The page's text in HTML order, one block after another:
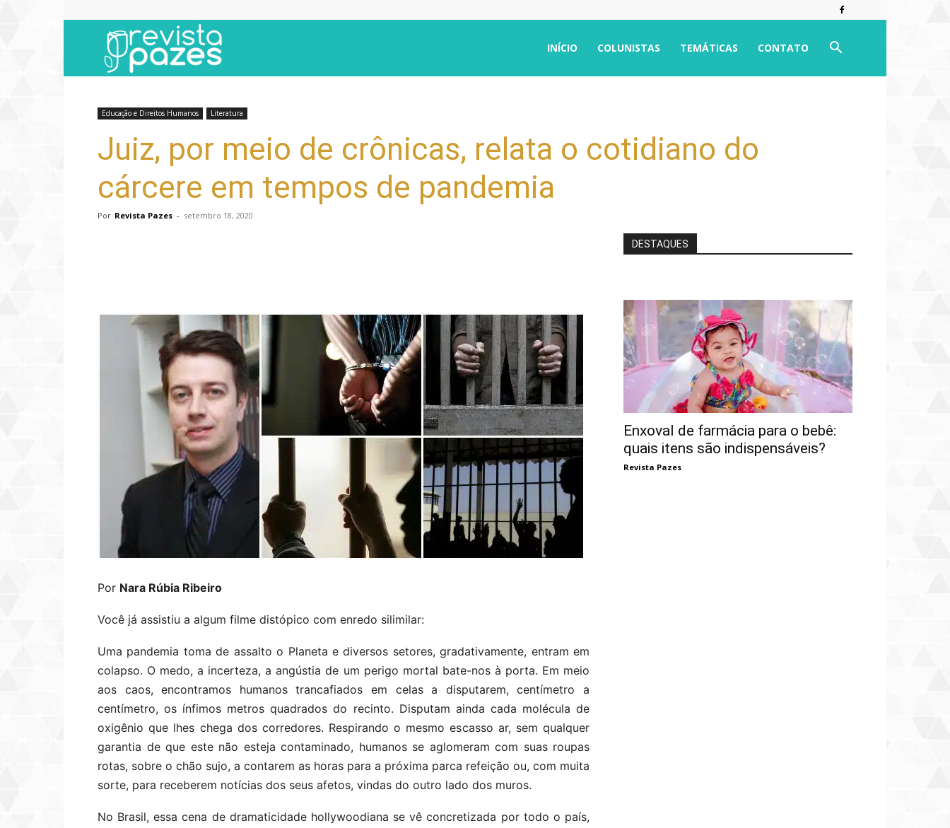
INÍCIO COLUNISTAS TEMÁTICAS CONTATO
Educação e Direitos Humanos Literatura
Juiz, por meio de crônicas, relata o cotidiano do
cárcere em tempos de pandemia
Por Revista Pazes - setembro 18, 2020
Por Nara Rúbia Ribeiro
Você já assistiu a algum filme distópico com enredo silimilar:
Uma pandemia toma de assalto o Planeta e diversos setores, gradativamente, entram em
colapso. O medo, a incerteza, a angústia de um perigo mortal bate-nos à porta. Em meio
aos caos, encontramos humanos trancafiados em celas a disputarem, centímetro a
centímetro, os ínfimos metros quadrados do recinto. Disputam ainda cada molécula de
oxigênio que lhes chega dos corredores. Respirando o mesmo escasso ar, sem qualquer
garantia de que este não esteja contaminado, humanos se aglomeram com suas roupas
rotas, sobre o chão sujo, a contarem as horas para a próxima parca refeição ou, com muita
sorte, para receberem notícias dos seus afetos, vindas do outro lado dos muros.
No Brasil, essa cena de dramaticidade hollywoodiana se vê concretizada por todo o país,
DESTAQUES
Enxoval de farmácia para o bebê:
quais itens são indispensáveis?
Revista Pazes